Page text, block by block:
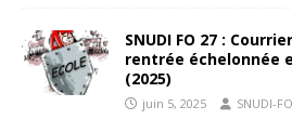
SNUDI FO 27 :
rentrée échelonnée
(2025)
juin 5, 2025 SNUDI-